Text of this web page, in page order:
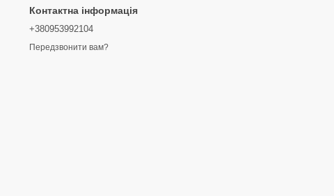
Контактна інформація
+380953992104
Передзвонити вам?